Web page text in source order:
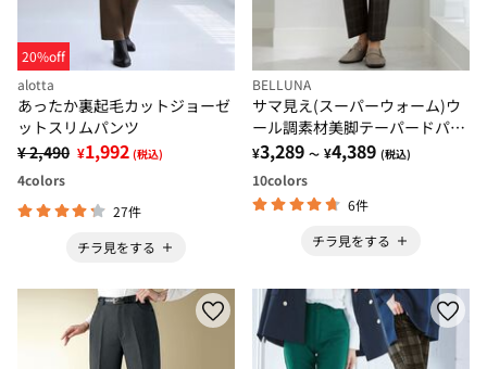
20%off
alotta
あったか裏起毛カットジョーゼ
ットスリムパンツ
¥ 2,490 ¥1,992 (税込)
4colors
27件
チラ見をする
BELLUNA
サマ見え(スーパーウォーム)ウ
ール調素材美脚テーパードパン
ツ
¥3,289 ～ ¥4,389 (税込)
10colors
6件
チラ見をする